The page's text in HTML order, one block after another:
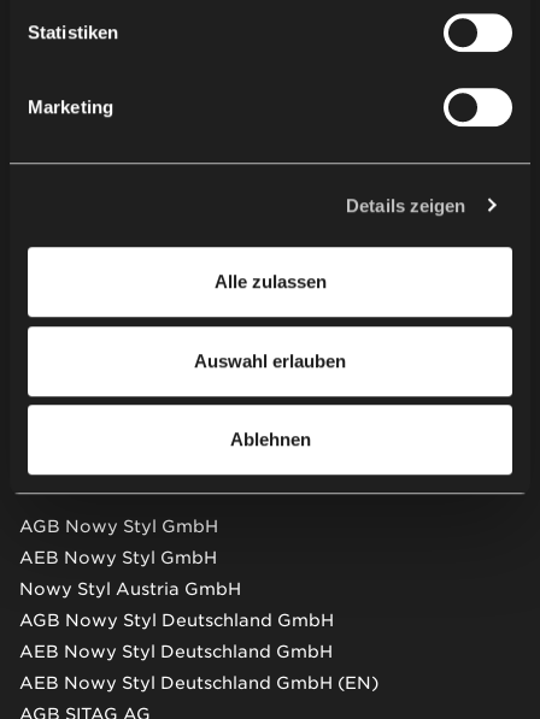
„Auswahl zulassen“. Sie können Ihre
Einwilligung/Einwilligungen jederzeit widerrufen, indem
von Cookies für die obigen Zwecke ist mit der
Der Personaldatenverwalter Ihrer personenbezogenen
Daten ist Nowy Styl sp. z o.o. In einigen Fällen können
Weitere Informationen zur Verwendung von Cookies
durch uns und unsere Partner und die Verarbeitung Ihrer
personenbezogenen Daten, einschließlich Ihrer Rechte,
Statistiken
Marketing
Details zeigen
Alle zulassen
Auswahl erlauben
Ablehnen
Kontaktieren Sie uns
Partnerweb
AGB & AEB
AGB Nowy Styl GmbH
AEB Nowy Styl GmbH
Nowy Styl Austria GmbH
AGB Nowy Styl Deutschland GmbH
AEB Nowy Styl Deutschland GmbH
AEB Nowy Styl Deutschland GmbH (EN)
AGB SITAG AG